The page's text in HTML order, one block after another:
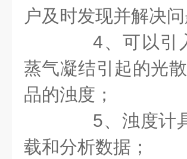
户及时发现并解决问
4、可以引入
蒸气凝结引起的光
品的浊度；
5、浊度计具
载和分析数据；